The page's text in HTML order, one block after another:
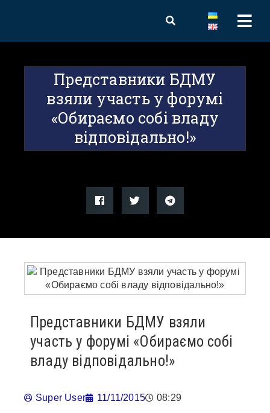
Представники БДМУ
взяли участь у форумі
«Обираємо собі владу
відповідально!»
Представники БДМУ взяли
участь у форумі «Обираємо собі
владу відповідально!»
Super User 11/11/2015 08:29